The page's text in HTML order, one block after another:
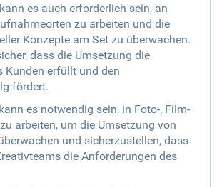
es auch erforderlich sein, an
zu arbeiten und die
Konzepte am Set zu überwachen.
dass die Umsetzung die
Kunden erfüllt und den
fördert.
es notwendig sein, in Foto-, Film-
arbeiten, um die Umsetzung von
und sicherzustellen, dass
die Anforderungen des